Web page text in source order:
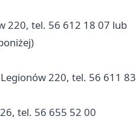
220, tel. 56 612 18 07 lub
220, tel. 56 611 83
tel. 56 655 52 00